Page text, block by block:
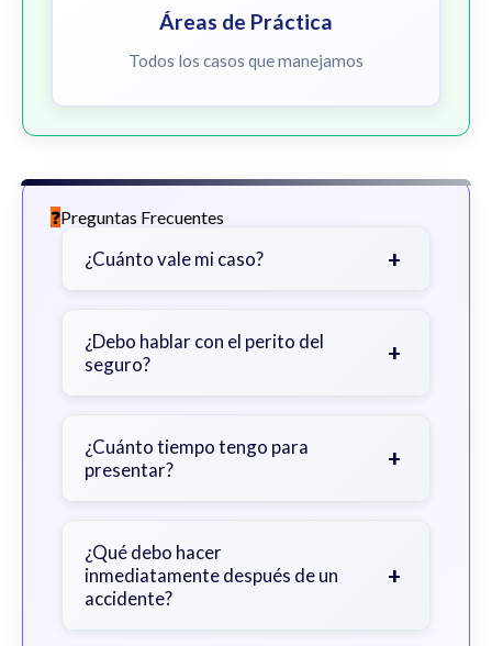
Áreas de Práctica
Todos los casos que manejamos
Preguntas Frecuentes
¿Cuánto vale mi caso? +
gravedad de sus lesiones, facturas
médicas, tiempo fuera del trabajo y
¿Debo hablar con el perito del
seguro?
+
primero con un abogado para evitar
declaraciones que perjudiquen su
¿Cuánto tiempo tengo para
presentar?
+
con excepciones. Consulte para
obtener orientación específica.
¿Qué debo hacer
inmediatamente después de un
accidente?
+